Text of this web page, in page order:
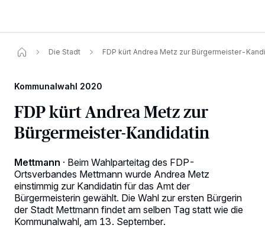
Die Stadt FDP kürt Andrea Metz zur Bürgermeister-
Kommunalwahl 2020
FDP kürt Andrea Metz zur
Bürgermeister-Kandidatin
Mettmann · Beim Wahlparteitag des FDP-
Ortsverbandes Mettmann wurde Andrea Metz
einstimmig zur Kandidatin für das Amt der
Bürgermeisterin gewählt. Die Wahl zur ersten Bürgerin
der Stadt Mettmann findet am selben Tag statt wie die
Kommunalwahl, am 13. September.
Wir und unsere218 -Partner speichern und greifen auf
personenbezogene Daten wie Browserdaten oder eindeutige
Kennungen auf Ihrem Gerät zu. Durch Auswahl von OK aktivieren Sie